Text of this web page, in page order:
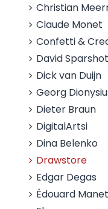
Christian
Claude Monet
Confetti &
David
Dick van Duijn
Georg
Dieter Braun
DigitalArtsi
Dina Belenko
Drawstore
Edgar Degas
Édouard Manet